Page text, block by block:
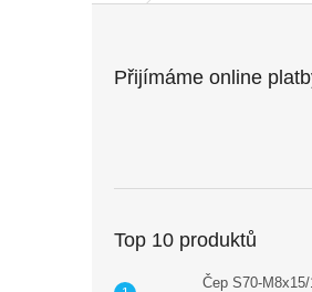
Přijímáme online
Top 10 produktů
Čep S70-